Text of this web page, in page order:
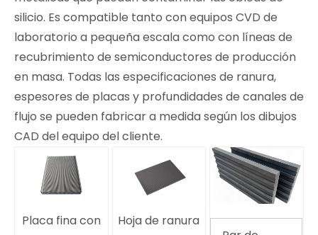
silicio. Es compatible tanto con equipos CVD de
laboratorio a pequeña escala como con líneas de
recubrimiento de semiconductores de producción
en masa. Todas las especificaciones de ranura,
espesores de placas y profundidades de canales de
flujo se pueden fabricar a medida según los dibujos
CAD del equipo del cliente.
Placa fina con
Hoja de ranura